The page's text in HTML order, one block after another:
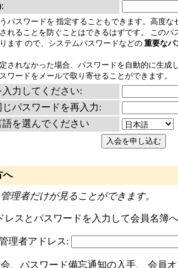
パスワードを 指定することもできます。高度
れることを防ぐことはできるはずです。 この
ます ので、システムパスワードなどの 重要な
されなかった場合、パスワードを自動的に生成
ワードをメールで取り寄せることができます。
力してください:
パスワードを再入力:
を選んでください
へ
理者だけが見ることができます。
レスとパスワードを入力して会員名簿
理者アドレス:
会、パスワード備忘通知の入手、 会